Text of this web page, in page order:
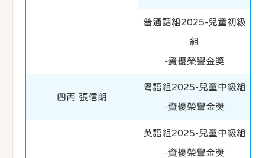
普通話組2025-兒童初級
組
-資優榮譽金獎
四丙 張信朗
粵語組2025-兒童中級組
-資優榮譽金獎
英語組2025-兒童中級組
-資優榮譽金獎